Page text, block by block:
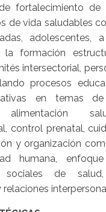
fortalecimiento de
de vida saludables
la formación
intersectorial,
procesos
en temas
alimentación
control prenatal,
y organización
humana,
sociales de